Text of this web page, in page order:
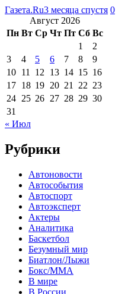
Газета.Ru3 месяца спустя 0
Август 2026
Пн Вт Ср Чт Пт Сб Вс
1
2
3
4 5 6 7 8
9
10 11 12 13 14 15 16
17 18 19 20 21 22 23
24 25 26 27 28 29 30
31
« Июл
Рубрики
Автоновости
Автособытия
Автоспорт
Автоэксперт
Актеры
Аналитика
Баскетбол
Безумный мир
Биатлон/Лыжи
Бокс/MMA
В мире
В России